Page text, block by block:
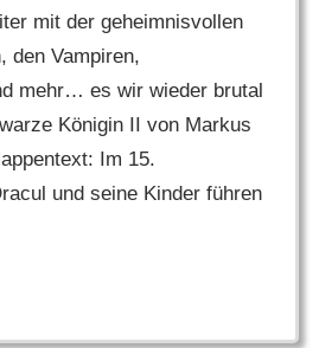
mit der geheimnisvollen
den Vampiren,
mehr… es wir wieder brutal
Königin II von Markus
Im 15.
und seine Kinder führen